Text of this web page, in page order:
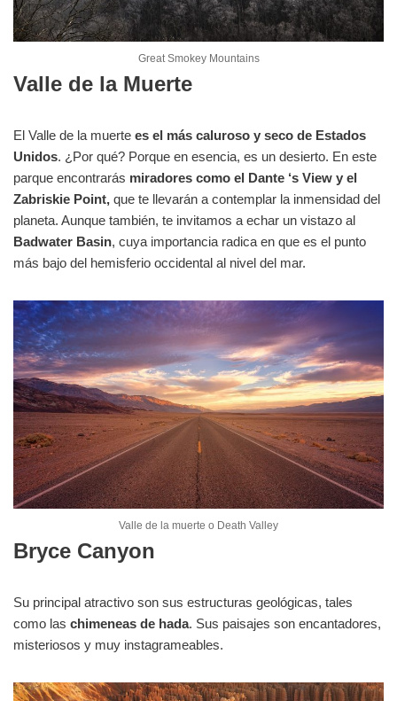
Great Smokey Mountains
Valle de la Muerte
El Valle de la muerte es el más caluroso y seco de Estados
Unidos. ¿Por qué? Porque en esencia, es un desierto. En este
parque encontrarás miradores como el Dante ‘s View y el
Zabriskie Point, que te llevarán a contemplar la inmensidad del
planeta. Aunque también, te invitamos a echar un vistazo al
Badwater Basin, cuya importancia radica en que es el punto
más bajo del hemisferio occidental al nivel del mar.
Valle de la muerte o Death Valley
Bryce Canyon
Su principal atractivo son sus estructuras geológicas, tales
como las chimeneas de hada. Sus paisajes son encantadores,
misteriosos y muy instagrameables.